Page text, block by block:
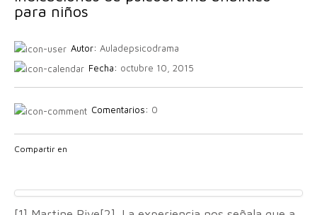
para niños
Autor: Auladepsicodrama
Fecha: octubre 10, 2015
Comentarios: 0
Compartir en